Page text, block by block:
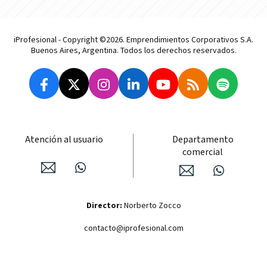
iProfesional - Copyright ©2026. Emprendimientos Corporativos S.A.
Buenos Aires, Argentina. Todos los derechos reservados.
Atención al usuario
Departamento
comercial
Director: Norberto Zocco
contacto@iprofesional.com